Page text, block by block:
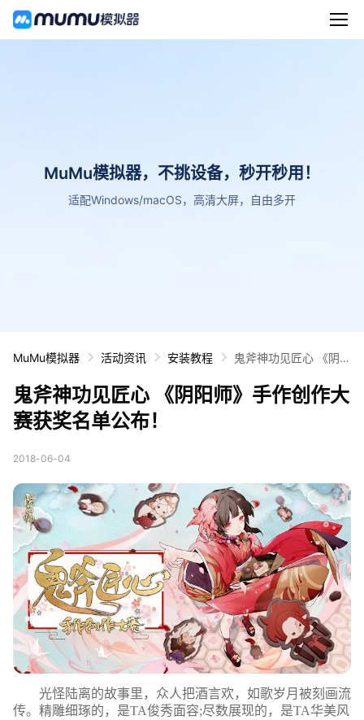
MuMu模拟器，不挑设备，秒开秒用！
适配Windows/macOS，高清大屏，自由多开
MuMu模拟器 活动资讯 安装教程
鬼斧神功见匠心 《阴阳
名单公布！
鬼斧神功见匠心 《阴阳师》手作创作大
赛获奖名单公布！
2018-06-04
光怪陆离的故事里，众人把酒言欢，如歌岁月被刻画流
传。精雕细琢的，是TA俊秀面容;尽数展现的，是TA华美风